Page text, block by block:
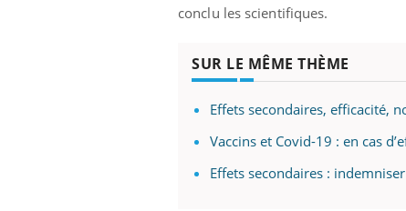
conclu les scientifiques.
SUR LE MÊME THÈME
Effets secondaires, efficacité,
Vaccins et Covid-19 : en cas
Effets secondaires :